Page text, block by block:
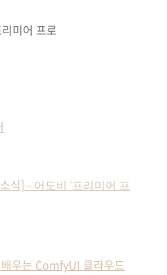
미어 프로
식] - 어도비 '프리미어 프
우는 ComfyUI 클라우드